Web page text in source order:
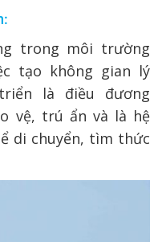
trong môi trường
tạo không gian lý
là điều đương
vệ, trú ẩn và là hệ
di chuyển, tìm thức